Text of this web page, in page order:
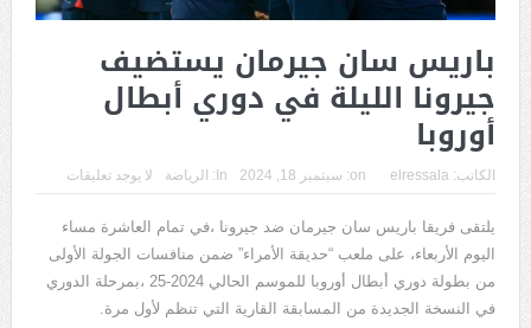
باريس سان جيرمان يستضيف
جيرونا الليلة في دوري أبطال
أوروبا
الكاتب: elressala
on: سبتمبر 18, 2024 In: الرياضة لا يوجد تعليقات
يلتقى فريقا باريس سان جيرمان ضد جيرونا ،في تمام العاشرة مساء
اليوم الأربعاء، على ملعب “حديقة الأمراء” ضمن منافسات الجولة الأولى
من بطولة دوري أبطال أوروبا للموسم الحالي 2024-25 ،بمرحلة الدوري
في النسخة الجديدة من المسابقة القارية التي تنظم لأول مرة.